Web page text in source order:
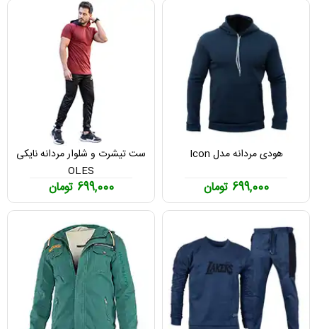
هودی مردانه مدل Icon
699,000 تومان
ست تیشرت و شلوار مردانه نایکی
OLES
699,000 تومان